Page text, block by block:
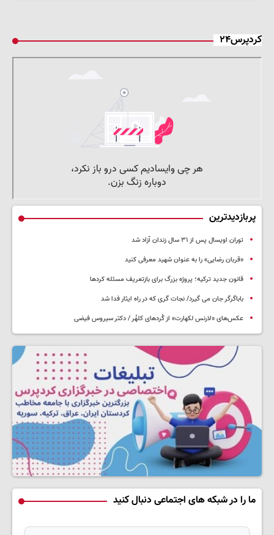
کردپرس۲۴
پربازدیدترین
توران اویسال پس از ۳۱ سال زندان آزاد شد
«قربان رضایی» را به عنوان شهید معرفی کنید
قانون جدید ترکیه؛ پروژه بزرگ‌ برای بازتعریف مسئله کردها
باباگرگر جان می گیرد/ نجات گری که در راه ایثار فدا شد
عکس‌های «لارنس لکهارت» از کُردهای کلهُر / دکتر سیروس فیضی
ما را در شبکه های اجتماعی دنبال کنید